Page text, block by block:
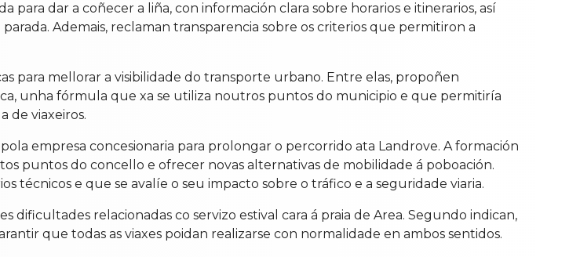
dar a coñecer a liña, con información clara sobre horarios e itinerarios, así
Ademais, reclaman transparencia sobre os criterios que permitiron a
para mellorar a visibilidade do transporte urbano. Entre elas, propoñen
unha fórmula que xa se utiliza noutros puntos do municipio e que permitiría
de viaxeiros.
empresa concesionaria para prolongar o percorrido ata Landrove. A formación
puntos do concello e ofrecer novas alternativas de mobilidade á poboación.
técnicos e que se avalíe o seu impacto sobre o tráfico e a seguridade viaria.
dificultades relacionadas co servizo estival cara á praia de Area. Segundo indican,
que todas as viaxes poidan realizarse con normalidade en ambos sentidos.